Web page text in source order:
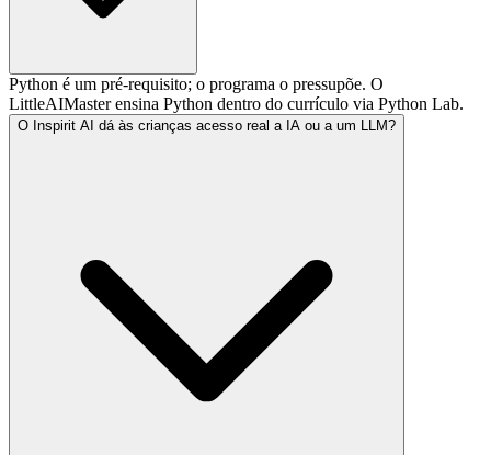
Python é um pré-requisito; o programa o pressupõe. O
LittleAIMaster ensina Python dentro do currículo via Python Lab.
O Inspirit AI dá às crianças acesso real a IA ou a um LLM?